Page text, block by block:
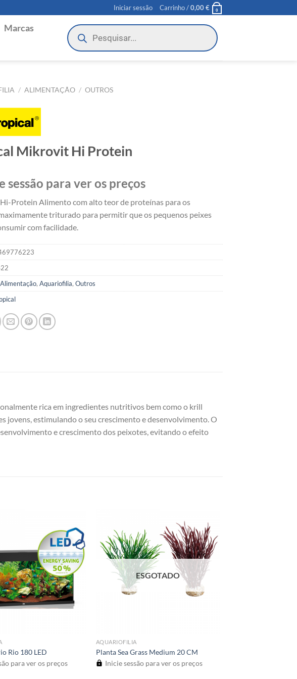
Iniciar sessão Carrinho /0,00€ 0
Marcas
Products
search
/ ALIMENTAÇÃO / OUTROS
Mikrovit Hi Protein
sessão para ver os preços
Protein Alimento com alto teor de proteínas para os
triturado para permitir que os pequenos peixes
com facilidade.
Alimentação, Aquariofilia, Outros
rica em ingredientes nutritivos bem como o krill
jovens, estimulando o seu crescimento e desenvolvimento. O
e crescimento dos peixotes, evitando o efeito
Rio 180 LED
para ver os preços
ESGOTADO
AQUARIOFILIA
Planta Sea Grass Medium 20 CM
Inicie sessão para ver os preços